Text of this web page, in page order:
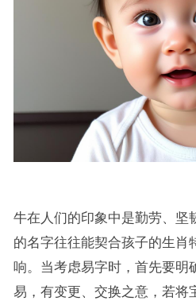
牛在人们的印象中是勤劳、坚
的名字往往能契合孩子的生肖
响。当考虑易字时，首先要明
易，有变更、交换之意，若将